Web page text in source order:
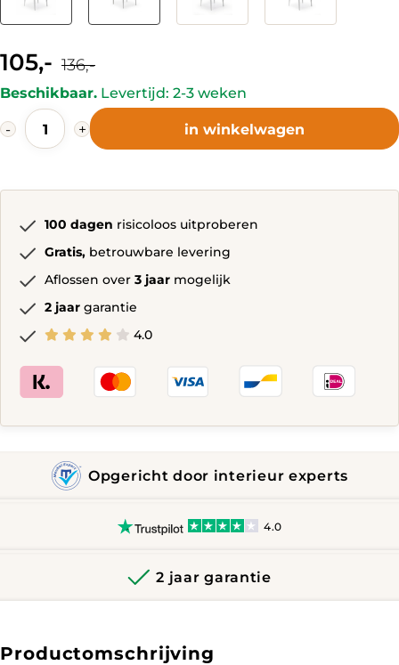
105,- Current
price
is:
105,-.
136,-price
was:
136,-.
Beschikbaar. Levertijd: 2-3 weken
-
Mella
Eetkamerstoel
Bruin,
quantity
+ in winkelwagen
100 dagen risicoloos uitproberen
Gratis, betrouwbare levering
Aflossen over 3 jaar mogelijk
2 jaar garantie
4.0
Opgericht door interieur experts
4.0
2 jaar garantie
Productomschrijving